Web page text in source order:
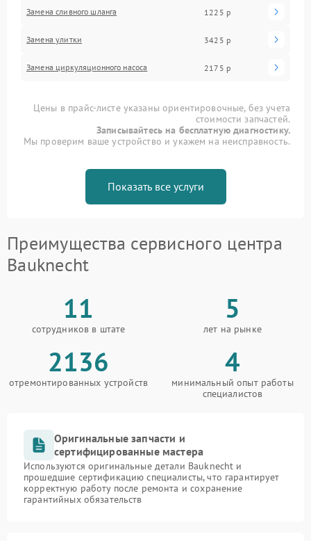
Замена сливного шланга 1225 р
Замена улитки 3425 р
Замена циркуляционного насоса 2175 р
Цены в прайс-листе указаны ориентировочные, без учета
стоимости запчастей.
Записывайтесь на бесплатную диагностику.
Мы проверим ваше устройство и укажем на неисправность.
Показать все услуги
Преимущества сервисного центра
Bauknecht
11
сотрудников в штате
5
лет на рынке
2136
отремонтированных устройств
4
минимальный опыт работы
специалистов
Оригинальные запчасти и
сертифицированные мастера
Используются оригинальные детали Bauknecht и
прошедшие сертификацию специалисты, что гарантирует
корректную работу после ремонта и сохранение
гарантийных обязательств